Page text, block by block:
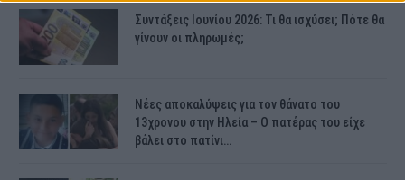
Συντάξεις Ιουνίου 2026: Τι θα ισχύσει; Πότε θα
γίνουν οι πληρωμές;
Νέες αποκαλύψεις για τον θάνατο του
13χρονου στην Ηλεία – Ο πατέρας του είχε
βάλει στο πατίνι…